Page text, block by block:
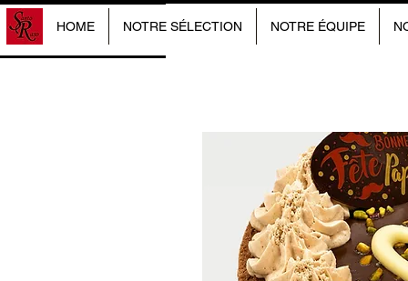
HOME NOTRE SÉLECTION NOTRE ÉQUIPE